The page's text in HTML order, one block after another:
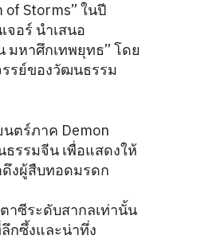
Storms” ในปี
จอร์ นำเสนอ
มหาศึกเทพยุทธ” โดย
รรย์ของวัฒนธรรม
ตร์ภาค Demon
รรมจีน เพื่อแสดงให้
งผู้สืบทอดมรดก
าซีระดับสากลเท่านั้น
กซึ้งและน่าทึ่ง